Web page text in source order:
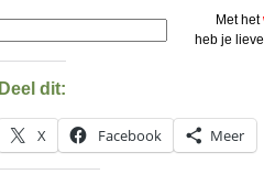
Met het
heb je
Deel dit:
X Facebook Meer